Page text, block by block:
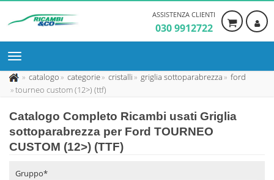
ASSISTENZA CLIENTI
030 9912722
catalogo categorie cristalli griglia sottoparabrezza
ford
tourneo custom (12>) (ttf)
Catalogo Completo Ricambi usati Griglia
sottoparabrezza per Ford TOURNEO
CUSTOM (12>) (TTF)
Gruppo*